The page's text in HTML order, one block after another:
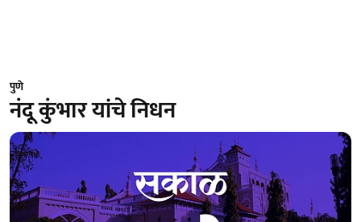
पुणे
नंदू कुंभार यांचे निधन